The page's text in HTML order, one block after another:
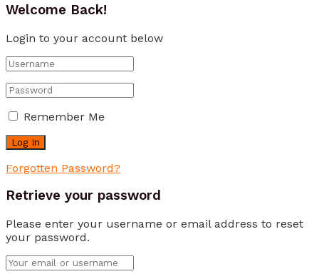
Welcome Back!
Login to your account below
Remember Me
Forgotten Password?
Retrieve your password
Please enter your username or email address to reset
your password.